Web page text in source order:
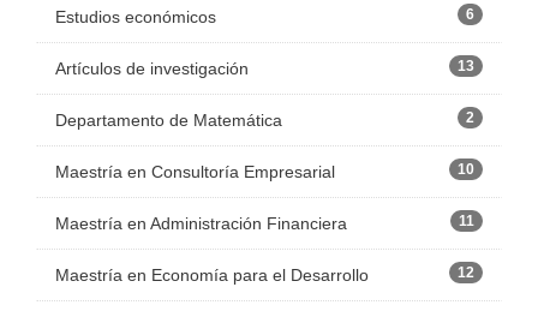
Estudios económicos 6
Artículos de investigación 13
Departamento de Matemática 2
Maestría en Consultoría Empresarial 10
Maestría en Administración Financiera 11
Maestría en Economía para el Desarrollo 12